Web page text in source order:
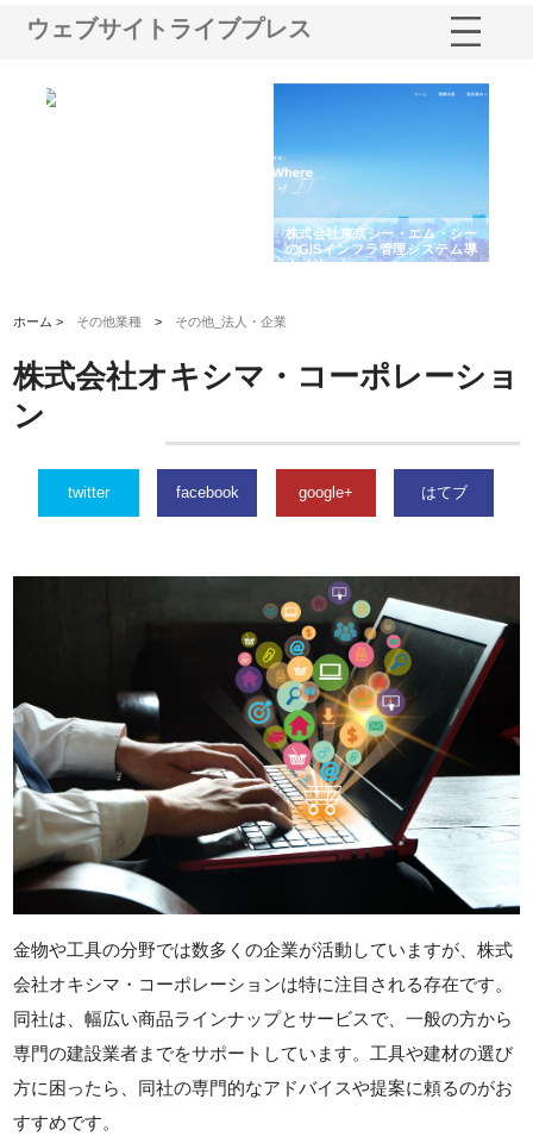
ウェブサイトライブプレス
株式会社東京シー・エム・シー
のGISインフラ管理システム導
入メリット
ホーム > その他業種 > その他_法人・企業
株式会社オキシマ・コーポレーショ
ン
twitter facebook google+ はてブ
金物や工具の分野では数多くの企業が活動していますが、株式
会社オキシマ・コーポレーションは特に注目される存在です。
同社は、幅広い商品ラインナップとサービスで、一般の方から
専門の建設業者までをサポートしています。工具や建材の選び
方に困ったら、同社の専門的なアドバイスや提案に頼るのがお
すすめです。